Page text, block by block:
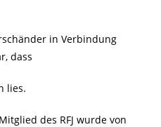
in Verbindung
dass
lies.
des RFJ wurde von